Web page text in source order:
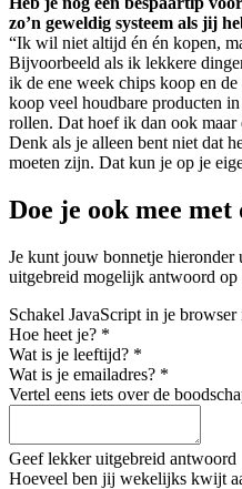
zo’n geweldig systeem als jij
“Ik wil niet altijd én én kopen,
Bijvoorbeeld als ik lekkere
ik de ene week chips koop en
koop veel houdbare producten
rollen. Dat hoef ik dan ook maar
Denk als je alleen bent niet dat
moeten zijn. Dat kun je op je
Doe je ook mee
Je kunt jouw bonnetje hieronder
uitgebreid mogelijk antwoord op
Schakel JavaScript in je
Hoe heet je? *
Wat is je leeftijd? *
Wat is je emailadres? *
Vertel eens iets over de
Geef lekker uitgebreid antwoord
Hoeveel ben jij wekelijks kwijt